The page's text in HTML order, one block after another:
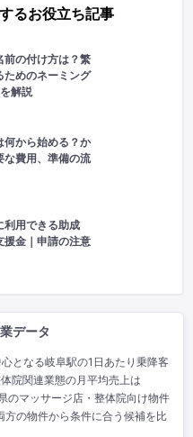
るお役立ち記事
前の付け方は？繁
ためのネーミング
解説
何から始める？か
な費用、準備の流
利用できる助成
援金｜申請の注意
データ
となる岐阜駅の1日あたり乗降客
院関連業態の月平均売上は
マッサージ店・整体院向け物件
の物件から条件に合う候補を比